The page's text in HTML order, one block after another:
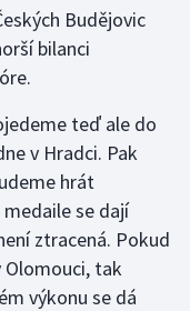
Budějovic
bilanci
teď ale do
v Hradci. Pak
hrát
se dají
ztracená. Pokud
Olomouci, tak
výkonu se dá